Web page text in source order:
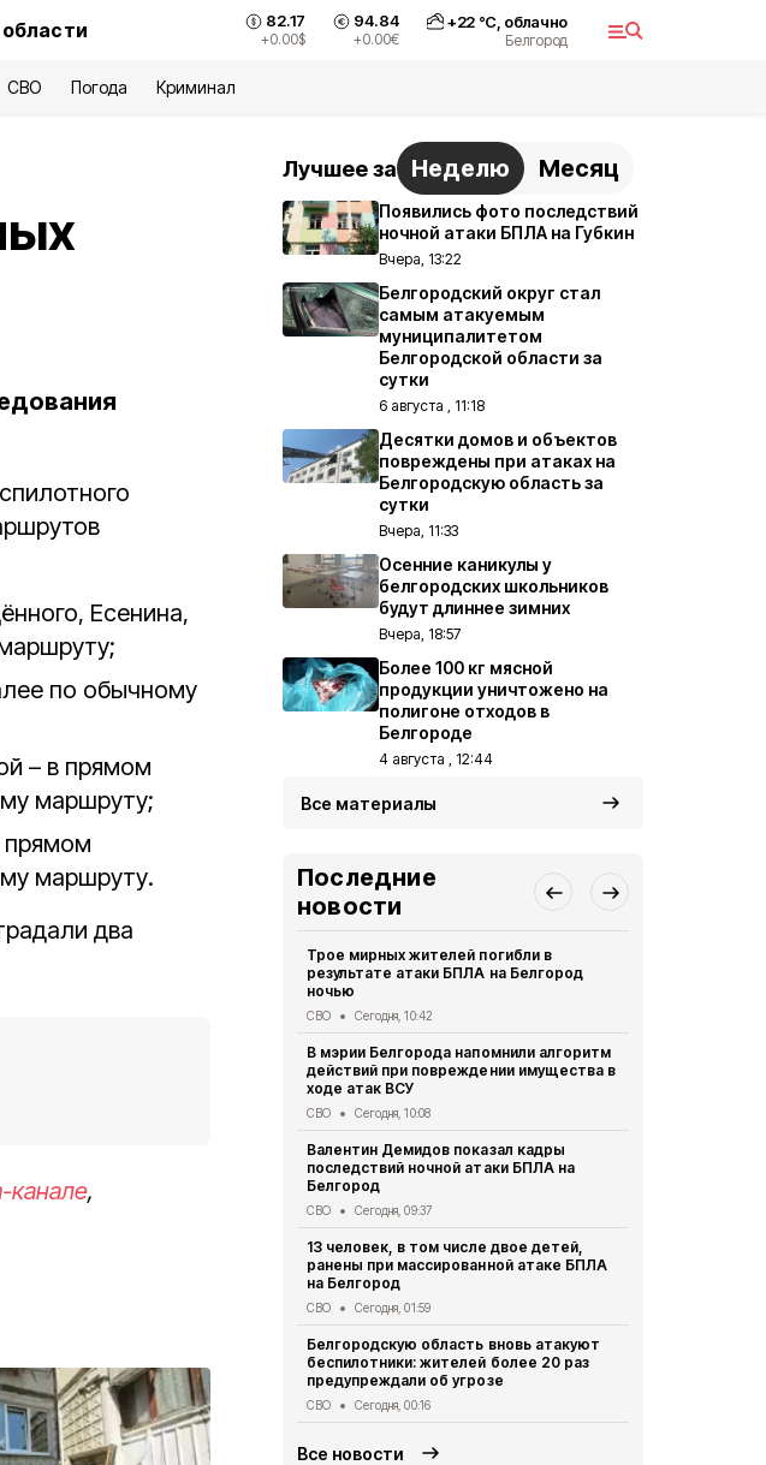
82.17
+0.00$
94.84
+0.00€
+22°С, облачно
Белгород
СВО Погода Криминал
Есенина,
по обычному
– в прямом
маршруту;
прямом
маршруту.
два
канале,
Лучшее за Неделю Месяц
Появились фото последствий
ночной атаки БПЛА на Губкин
Вчера, 13:22
Белгородский округ стал
самым атакуемым
муниципалитетом
Белгородской области за
сутки
6 августа , 11:18
Десятки домов и объектов
повреждены при атаках на
Белгородскую область за
сутки
Вчера, 11:33
Осенние каникулы у
белгородских школьников
будут длиннее зимних
Вчера, 18:57
Более 100 кг мясной
продукции уничтожено на
полигоне отходов в
Белгороде
4 августа , 12:44
Все материалы
Последние
новости
Трое мирных жителей погибли в
результате атаки БПЛА на Белгород
ночью
СВО Сегодня, 10:42
В мэрии Белгорода напомнили алгоритм
действий при повреждении имущества в
ходе атак ВСУ
СВО Сегодня, 10:08
Валентин Демидов показал кадры
последствий ночной атаки БПЛА на
Белгород
СВО Сегодня, 09:37
13 человек, в том числе двое детей,
ранены при массированной атаке БПЛА
на Белгород
СВО Сегодня, 01:59
Белгородскую область вновь атакуют
беспилотники: жителей более 20 раз
предупреждали об угрозе
СВО Сегодня, 00:16
Все новости